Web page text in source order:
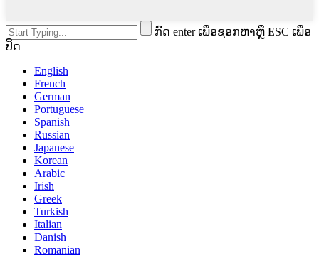
ກົດ enter ເພື່ອຊອກຫາຫຼື ESC ເພື່ອ
ປິດ
English
French
German
Portuguese
Spanish
Russian
Japanese
Korean
Arabic
Irish
Greek
Turkish
Italian
Danish
Romanian